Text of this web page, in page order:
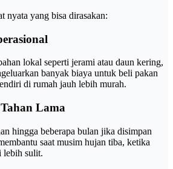
nyata yang bisa dirasakan:
lokal seperti jerami atau daun kering,
banyak biaya untuk beli pakan
di rumah jauh lebih murah.
Lama
hingga beberapa bulan jika disimpan
saat musim hujan tiba, ketika
lebih sulit.